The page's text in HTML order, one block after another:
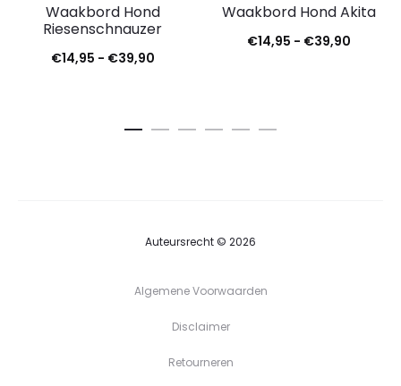
Waakbord Hond
Riesenschnauzer
€14,95 - €39,90
Waakbord Hond Akita
€14,95 - €39,90
Auteursrecht © 2026
Algemene Voorwaarden
Disclaimer
Retourneren